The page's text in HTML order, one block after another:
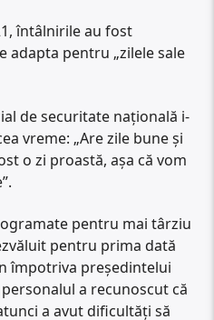
întâlnirile au fost
adapta pentru „zilele sale
de securitate națională i-
vreme: „Are zile bune și
o zi proastă, așa că vom
pentru mai târziu
pentru prima dată
împotriva președintelui
a recunoscut că
a avut dificultăți să